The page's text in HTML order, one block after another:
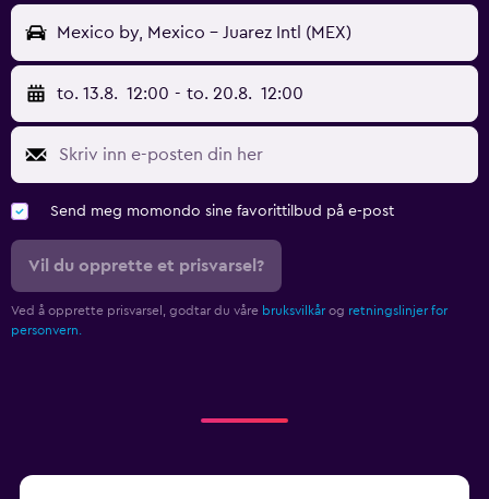
Mexico by, Mexico - Juarez Intl (MEX)
to. 13.8. 12:00 - to. 20.8. 12:00
Send meg momondo sine favorittilbud på e-post
Vil du opprette et prisvarsel?
Ved å opprette prisvarsel, godtar du våre bruksvilkår og retningslinjer for
personvern.